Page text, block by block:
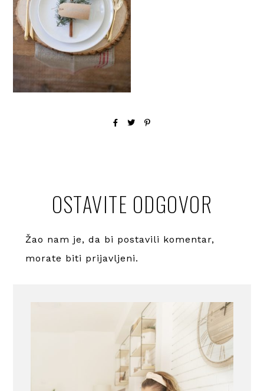
OSTAVITE ODGOVOR
Žao nam je, da bi postavili komentar,
morate biti prijavljeni.